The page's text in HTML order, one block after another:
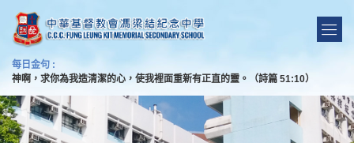
每日金句 :
神啊，求你為我造清潔的心，使我裡面重新有正直的靈。（詩篇 51:10）